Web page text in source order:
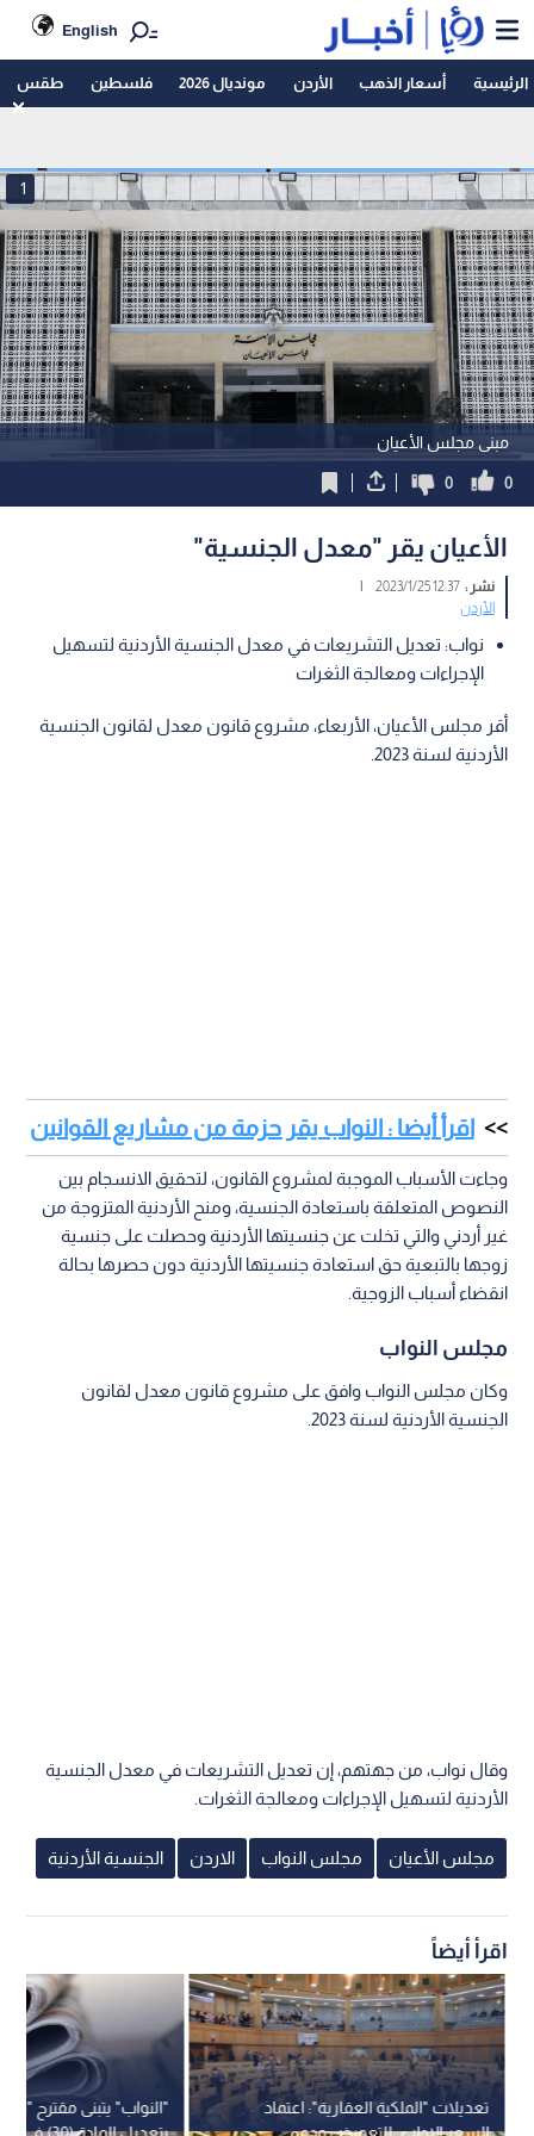
English
الرئيسية أسعار الذهب الأردن مونديال 2026 فلسطين طقس
مبنى مجلس الأعيان
1
0
0
الأعيان يقر "معدل الجنسية"
نشر :12:37 2023/1/25
|
الأردن
نواب: تعديل التشريعات في معدل الجنسية الأردنية لتسهيل
الإجراءات ومعالجة الثغرات
أقر مجلس الأعيان، الأربعاء، مشروع قانون معدل لقانون الجنسية
الأردنية لسنة 2023.
اقرأ أيضا : النواب يقر حزمة من مشاريع القوانين
وجاءت الأسباب الموجبة لمشروع القانون، لتحقيق الانسجام بين
النصوص المتعلقة باستعادة الجنسية، ومنح الأردنية المتزوجة من
غير أردني والتي تخلت عن جنسيتها الأردنية وحصلت على جنسية
زوجها بالتبعية حق استعادة جنسيتها الأردنية دون حصرها بحالة
انقضاء أسباب الزوجية.
مجلس النواب
وكان مجلس النواب وافق على مشروع قانون معدل لقانون
الجنسية الأردنية لسنة 2023.
وقال نواب، من جهتهم، إن تعديل التشريعات في معدل الجنسية
الأردنية لتسهيل الإجراءات ومعالجة الثغرات.
مجلس الأعيان مجلس النواب الاردن الجنسية الأردنية
اقرأ أيضاً
"النواب" يتبنى مقترح
بتعديل المادة
تعديلات "الملكية العقارية": اعتماد
السعر الإداري للتعويض ودعم